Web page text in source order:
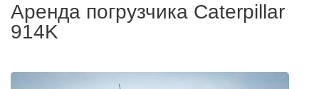
Аренда погрузчика Caterpillar
914K